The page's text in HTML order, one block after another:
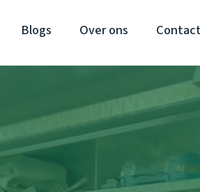
Blogs Over ons